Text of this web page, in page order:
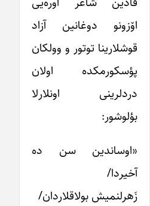
دوغانین آزاد
توتور و وولکان
اولان
اونلارلا
سن ده
بولاقلاردان/